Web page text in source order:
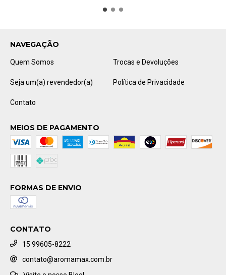
NAVEGAÇÃO
Quem Somos Trocas e Devoluções
Seja um(a) revendedor(a) Política de Privacidade
Contato
MEIOS DE PAGAMENTO
FORMAS DE ENVIO
CONTATO
15 99605-8222
contato@aromamax.com.br